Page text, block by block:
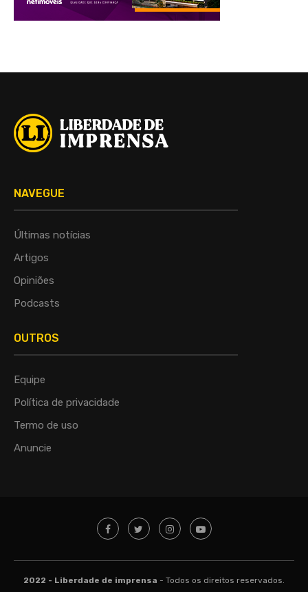
NAVEGUE
Últimas notícias
Artigos
Opiniões
Podcasts
OUTROS
Equipe
Política de privacidade
Termo de uso
Anuncie
2022 - Liberdade de imprensa - Todos os direitos reservados.